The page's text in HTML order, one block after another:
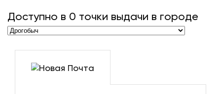
Доступно в 0 точки выдачи в городе